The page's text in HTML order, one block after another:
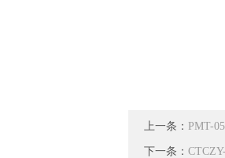
上一条： PMT-
下一条：